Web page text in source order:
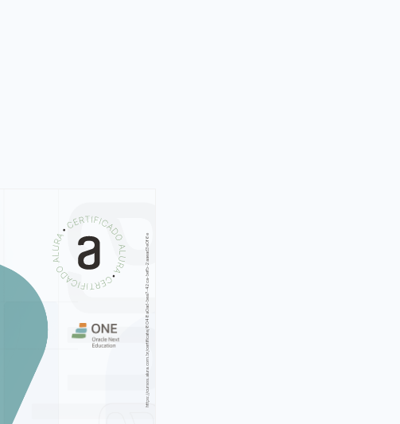
https://cursos.alura.com.br/certificate/8048a0ad-bea7-42ca-befb-2aaead3e0f6e
AU
Business Agility
Complexidade
Organizacional
X da Empresa
de Valor
a ser Ágil
28 de 28 atividades.